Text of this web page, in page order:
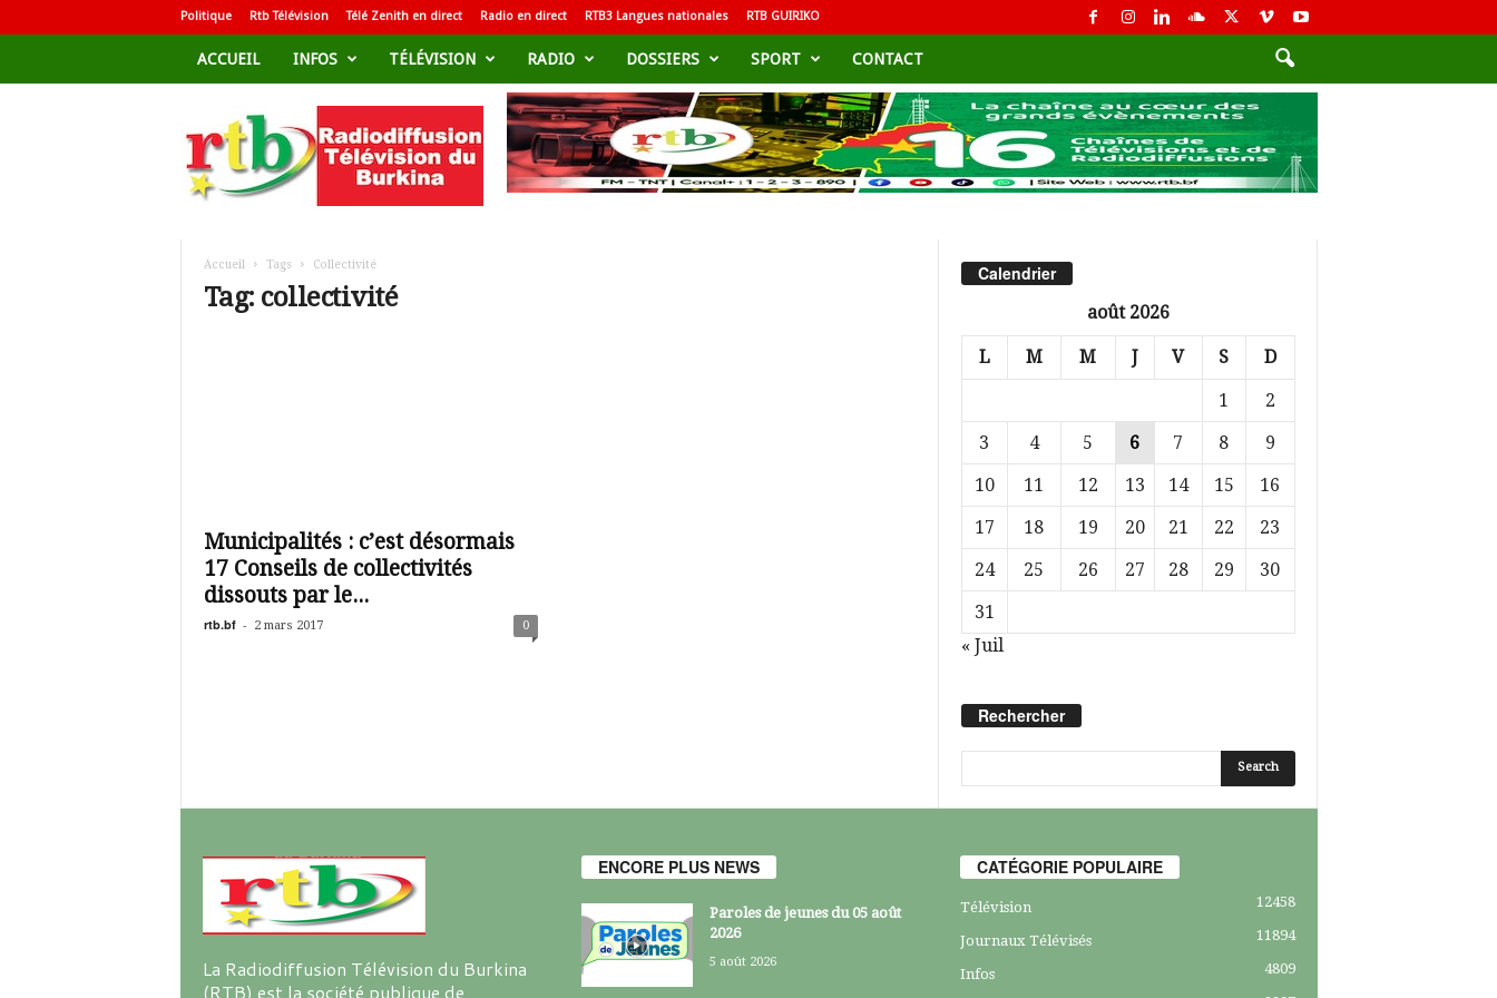
Politique Rtb Télévision Télé Zenith en direct Radio en direct RTB3 Langues nationales RTB GUIRIKO
ACCUEIL INFOS TÉLÉVISION RADIO DOSSIERS SPORT CONTACT
d
i
i
Accueil Tags Collectivité
Tag: collectivité
Municipalités : c’est désormais
17 Conseils de collectivités
dissouts par le...
rtb.bf - 2 mars 2017 0
Calendrier
août 2026
L M M J V S D
1
2
3
4 5 6 7 8
9
10
11 12 13 14 15
16
17
18 19 20 21 22
23
24
25 26 27 28 29
30
31
« Juil
Rechercher
La Radiodiffusion Télévision du Burkina
(RTB) est la société publique de
ENCORE PLUS NEWS
Paroles de jeunes du 05 août
2026
5 août 2026
CATÉGORIE POPULAIRE
Télévision 12458
Journaux Télévisés 11894
Infos
4809